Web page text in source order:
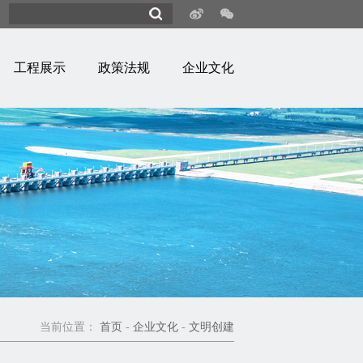
工程展示 政策法规 企业文化
当前位置： 首页 - 企业文化- 文明创建